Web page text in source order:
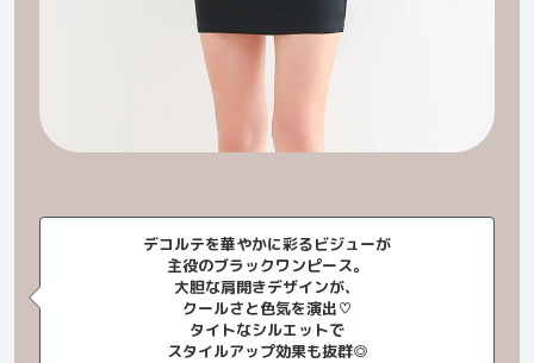
デコルテを華やかに彩るビジューが
主役のブラックワンピース。
大胆な肩開きデザインが、
クールさと色気を演出♡
タイトなシルエットで
スタイルアップ効果も抜群◎